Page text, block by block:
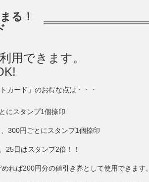
る！
用できます。
カード」のお得な点は・・・
にスタンプ1個捺印
300円ごとにスタンプ1個捺印
25日はスタンプ2倍！！
れば200円分の値引き券として使用できます。